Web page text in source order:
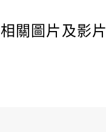
相關圖片及影片